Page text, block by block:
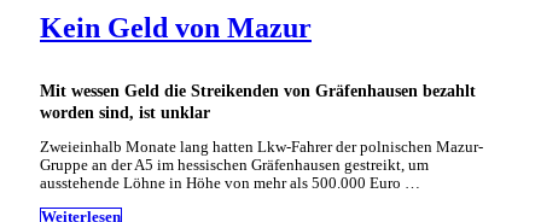
Mit wessen Geld die Streikenden von Gräfenhausen bezahlt
worden sind, ist unklar
Kein Geld von Mazur
Zweieinhalb Monate lang hatten Lkw-Fahrer der polnischen Mazur-
Gruppe an der A5 im hessischen Gräfenhausen gestreikt, um
ausstehende Löhne in Höhe von mehr als 500.000 Euro …
Weiterlesen